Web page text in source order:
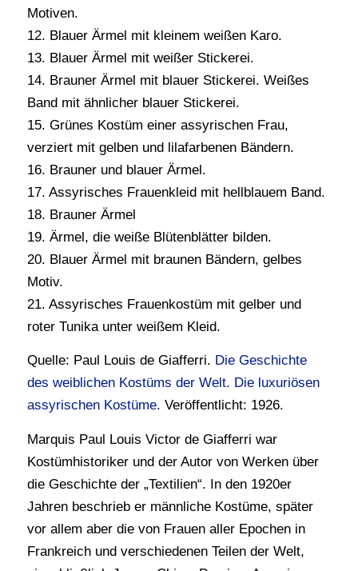
Motiven.
12. Blauer Ärmel mit kleinem weißen Karo.
13. Blauer Ärmel mit weißer Stickerei.
14. Brauner Ärmel mit blauer Stickerei. Weißes
Band mit ähnlicher blauer Stickerei.
15. Grünes Kostüm einer assyrischen Frau,
verziert mit gelben und lilafarbenen Bändern.
16. Brauner und blauer Ärmel.
17. Assyrisches Frauenkleid mit hellblauem Band.
18. Brauner Ärmel
19. Ärmel, die weiße Blütenblätter bilden.
20. Blauer Ärmel mit braunen Bändern, gelbes
Motiv.
21. Assyrisches Frauenkostüm mit gelber und
roter Tunika unter weißem Kleid.
Quelle: Paul Louis de Giafferri. Die Geschichte
des weiblichen Kostüms der Welt. Die luxuriösen
assyrischen Kostüme. Veröffentlicht: 1926.
Marquis Paul Louis Victor de Giafferri war
Kostümhistoriker und der Autor von Werken über
die Geschichte der „Textilien“. In den 1920er
Jahren beschrieb er männliche Kostüme, später
vor allem aber die von Frauen aller Epochen in
Frankreich und verschiedenen Teilen der Welt,